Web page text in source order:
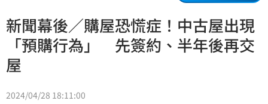
新聞幕後／購屋恐慌症！中古屋出現
「預購行為」 先簽約、半年後再交
屋
2024/04/28 18:11:00